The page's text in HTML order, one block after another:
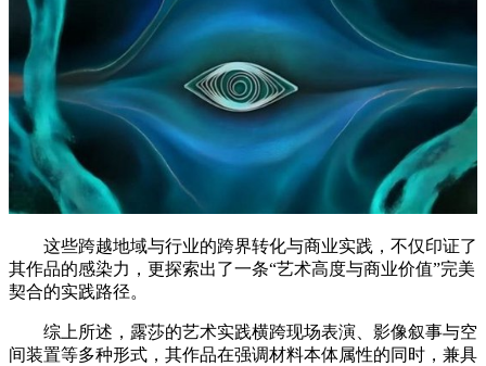
这些跨越地域与行业的跨界转化与商业实践，不仅印证了
其作品的感染力，更探索出了一条“艺术高度与商业价值”完美
契合的实践路径。
综上所述，露莎的艺术实践横跨现场表演、影像叙事与空
间装置等多种形式，其作品在强调材料本体属性的同时，兼具